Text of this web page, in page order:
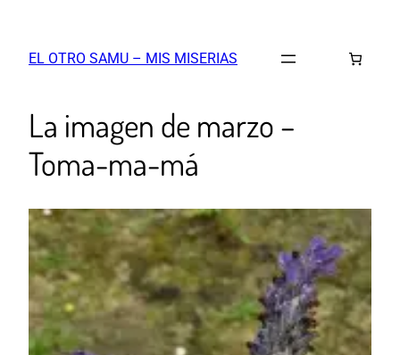
EL OTRO SAMU – MIS MISERIAS
La imagen de marzo –
Toma-ma-má